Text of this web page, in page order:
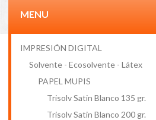
MENU
IMPRESIÓN DIGITAL
Solvente - Ecosolvente - Látex
PAPEL MUPIS
Trisolv Satin Blanco 135 gr.
Trisolv Satin Blanco 200 gr.